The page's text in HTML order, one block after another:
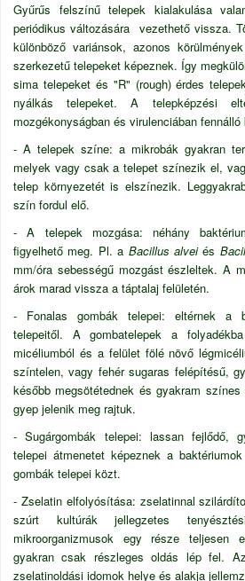
Gyűrűs felszínű telepek kialakulása
periódikus változására vezethető vissza.
különböző variánsok, azonos
szerkezetű telepeket képeznek. Így
sima telepeket és "R" (rough) érdes
nyálkás telepeket. A telepképzési
mozgékonyságban és virulenciában
- A telepek színe: a mikrobák gyakran
melyek vagy csak a telepet színezik el,
telep környezetét is elszínezik.
szín fordul elő.
- A telepek mozgása: néhány
figyelhető meg. Pl. a Bacillus alveiés
mm/óra sebességű mozgást észleltek. A
árok marad vissza a táptalaj felületén.
- Fonalas gombák telepei: eltérnek a
telepeitől. A gombatelepek a
micéliumból és a felület fölé növő
színtelen, vagy fehér sugaras felépítésű,
később megsötétednek és gyakram
gyep jelenik meg rajtuk.
- Sugárgombák telepei: lassan fejlődő,
telepei átmenetet képeznek a
gombák telepei közt.
- Zselatin elfolyósítása: zselatinnal
szúrt kultúrák jellegzetes
mikroorganizmusok egy része teljesen
gyakran csak részleges oldás lép fel.
zselatinoldási idomok helye és alakja